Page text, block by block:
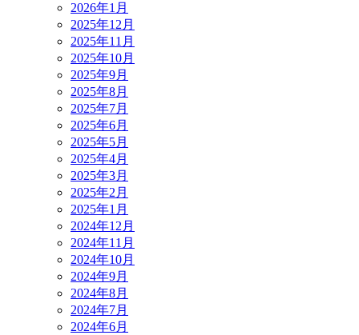
2026年1月
2025年12月
2025年11月
2025年10月
2025年9月
2025年8月
2025年7月
2025年6月
2025年5月
2025年4月
2025年3月
2025年2月
2025年1月
2024年12月
2024年11月
2024年10月
2024年9月
2024年8月
2024年7月
2024年6月